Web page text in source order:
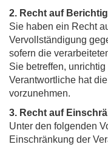
2. Recht auf
Sie haben ein Recht
Vervollständigung
sofern die
Sie betreffen,
Verantwortliche hat
vorzunehmen.
3. Recht auf
Unter den folgenden
Einschränkung der